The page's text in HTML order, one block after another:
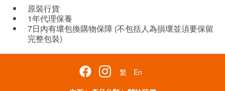
原裝行貨
1年代理保養
7日內有壞包換購物保障 (不包括人為損壞並須要保留
完整包裝)
繁
En